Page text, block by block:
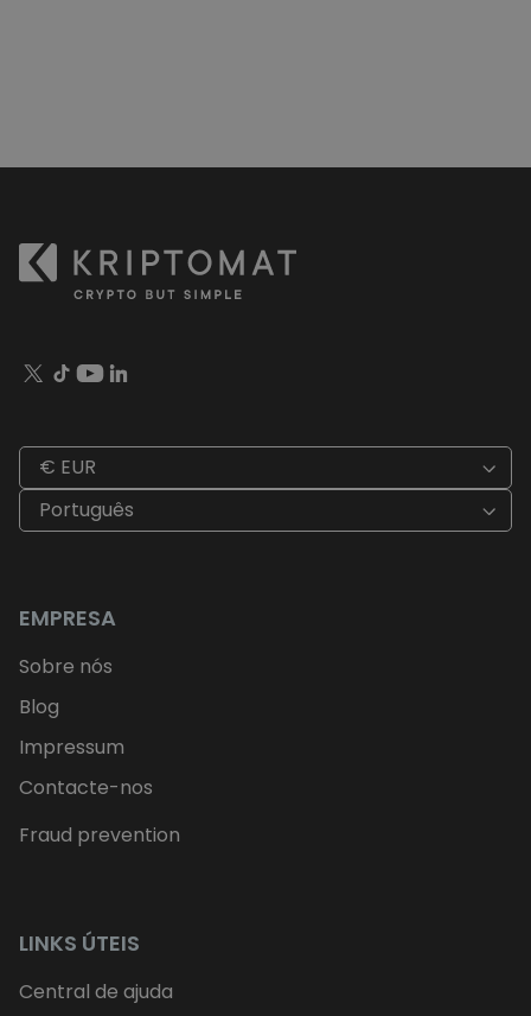
€ EUR
Português
EMPRESA
Sobre nós
Blog
Impressum
Contacte-nos
Fraud prevention
LINKS ÚTEIS
Central de ajuda